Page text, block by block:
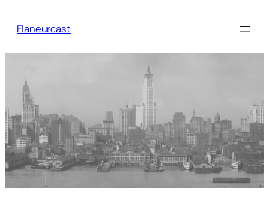
Inhalt
Flaneurcast